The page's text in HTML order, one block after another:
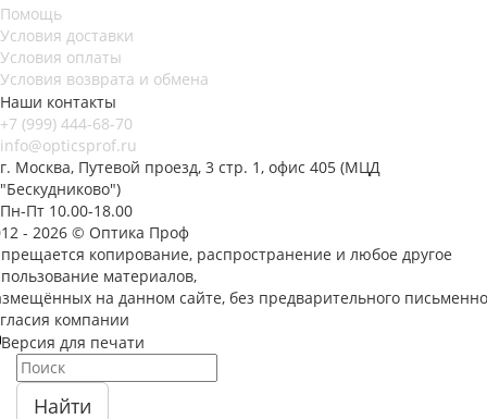
Помощь
Условия доставки
Условия оплаты
Условия возврата и обмена
Наши контакты
+7 (999) 444-68-70
info@opticsprof.ru
г. Москва, Путевой проезд, 3 стр. 1, офис 405 (МЦД
"Бескудниково")
Пн-Пт 10.00-18.00
- 2026 © Оптика Проф
копирование, распространение и любое другое
материалов,
на данном сайте, без предварительного
компании
Версия для печати
Найти